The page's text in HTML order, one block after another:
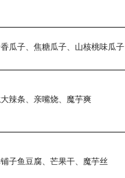
瓜子、焦糖瓜子、山核桃味瓜子
辣条、亲嘴烧、魔芋爽
子鱼豆腐、芒果干、魔芋丝